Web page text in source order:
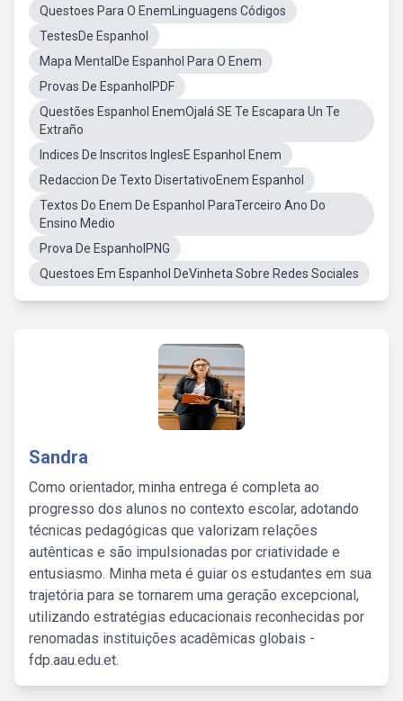
Questoes Para O EnemLinguagens Códigos
TestesDe Espanhol
Mapa MentalDe Espanhol Para O Enem
Provas De EspanholPDF
Questões Espanhol EnemOjalá SE Te Escapara Un Te
Extraño
Indices De Inscritos InglesE Espanhol Enem
Redaccion De Texto DisertativoEnem Espanhol
Textos Do Enem De Espanhol ParaTerceiro Ano Do
Ensino Medio
Prova De EspanholPNG
Questoes Em Espanhol DeVinheta Sobre Redes Sociales
Sandra
Como orientador, minha entrega é completa ao
progresso dos alunos no contexto escolar, adotando
técnicas pedagógicas que valorizam relações
autênticas e são impulsionadas por criatividade e
entusiasmo. Minha meta é guiar os estudantes em sua
trajetória para se tornarem uma geração excepcional,
utilizando estratégias educacionais reconhecidas por
renomadas instituições acadêmicas globais -
fdp.aau.edu.et.